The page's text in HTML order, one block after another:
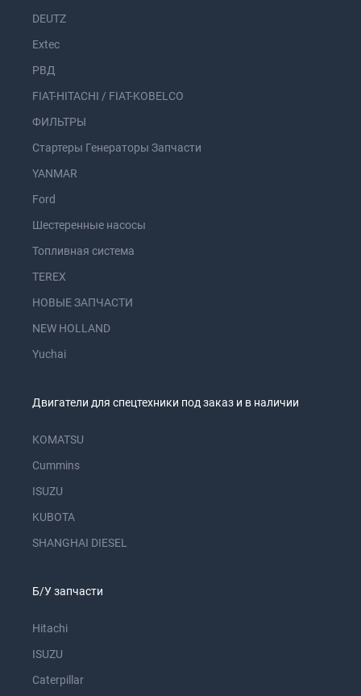
DEUTZ
Extec
РВД
FIAT-HITACHI / FIAT-KOBELCO
ФИЛЬТРЫ
Стартеры Генераторы Запчасти
YANMAR
Ford
Шестеренные насосы
Топливная система
TEREX
НОВЫЕ ЗАПЧАСТИ
NEW HOLLAND
Yuchai
Двигатели для спецтехники под заказ и в наличии
KOMATSU
Cummins
ISUZU
KUBOTA
SHANGHAI DIESEL
Б/У запчасти
Hitachi
ISUZU
Caterpillar